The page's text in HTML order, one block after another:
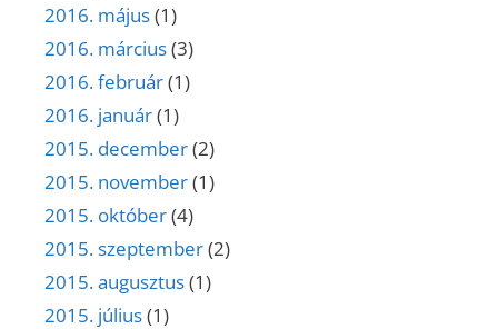
2016. május(1)
2016. március(3)
2016. február(1)
2016. január(1)
2015. december(2)
2015. november(1)
2015. október(4)
2015. szeptember(2)
2015. augusztus(1)
2015. július(1)